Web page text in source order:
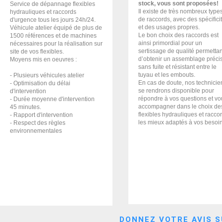
Service de dépannage flexibles
hydrauliques et raccords
d'urgence tous les jours 24h/24.
Véhicule atelier équipé de plus de
1500 références et de machines
nécessaires pour la réalisation sur
site de vos flexibles.
Moyens mis en oeuvres :
- Plusieurs véhicules atelier
- Optimisation du délai
d'intervention
- Durée moyenne d'intervention
45 minutes.
- Rapport d'intervention
- Respect des règles
environnementales
stock, vous sont proposées!
Il existe de très nombreux
de raccords, avec des
et des usages propres.
Le bon choix des raccords est
ainsi primordial pour un
sertissage de qualité
d’obtenir un assemblage
sans fuite et résistant entre le
tuyau et les embouts.
En cas de doute, nos
se rendrons disponible pour
répondre à vos questions et
accompagner dans le choix
flexibles hydrauliques et
les mieux adaptés à vos
DONNEZ VOTRE AVIS